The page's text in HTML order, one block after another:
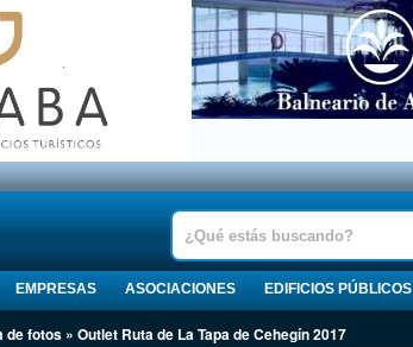
EMPRESAS ASOCIACIONES EDIFICIOS PÚBLICOS
de fotos » Outlet Ruta de La Tapa de Cehegín 2017